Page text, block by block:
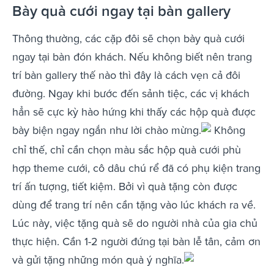
Bày quà cưới ngay tại bàn gallery
Thông thường, các cặp đôi sẽ chọn bày quà cưới
ngay tại bàn đón khách. Nếu không biết nên trang
trí bàn gallery thế nào thì đây là cách vẹn cả đôi
đường. Ngay khi bước đến sảnh tiệc, các vị khách
hẳn sẽ cực kỳ hào hứng khi thấy các hộp quà được
bày biện ngay ngắn như lời chào mừng.
Không
chỉ thế, chỉ cần chọn màu sắc hộp quà cưới phù
hợp theme cưới, cô dâu chú rể đã có phụ kiện trang
trí ấn tượng, tiết kiệm. Bởi vì quà tặng còn được
dùng để trang trí nên cần tặng vào lúc khách ra về.
Lúc này, việc tặng quà sẽ do người nhà của gia chủ
thực hiện. Cần 1-2 người đứng tại bàn lễ tân, cảm ơn
và gửi tặng những món quà ý nghĩa.